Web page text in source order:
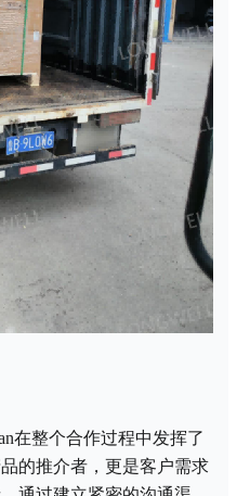
在整个合作过程中发挥了
的推介者，更是客户需求